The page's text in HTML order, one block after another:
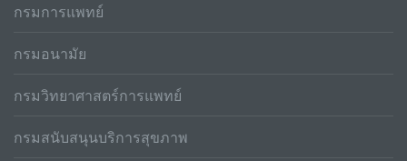
กรมการแพทย์
กรมอนามัย
กรมวิทยาศาสตร์การแพทย์
กรมสนับสนุนบริการสุขภาพ